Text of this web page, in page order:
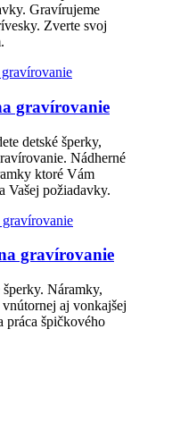
Gravírujeme
Zverte svoj
gravírovanie
detské šperky,
Nádherné
ktoré Vám
Vašej požiadavky.
gravírovanie
Náramky,
aj vonkajšej
práca špičkového